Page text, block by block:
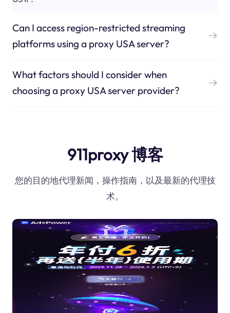
Can I access region-restricted streaming
platforms using a proxy USA server?
What factors should I consider when
choosing a proxy USA server provider?
911proxy 博客
您的目的地代理新闻，操作指南，以及最新的代理技
术。